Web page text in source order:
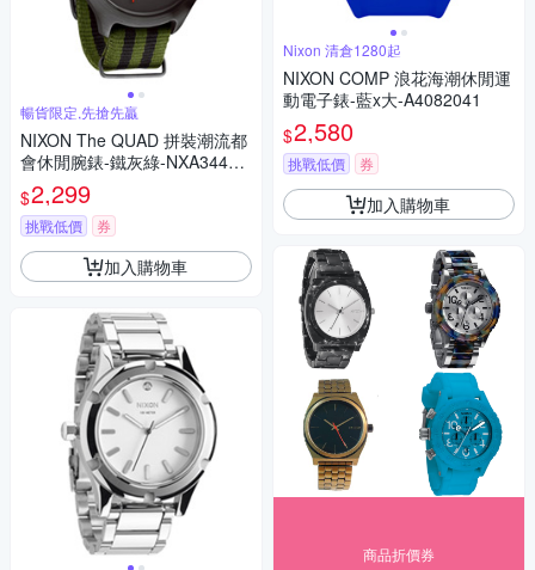
暢貨限定,先搶先贏
NIXON The QUAD 拼裝潮流都
會休閒腕錶-鐵灰綠-NXA34411
51-39mm
$2,299
挑戰低價 券
加入購物車
Nixon 清倉1280起
NIXON COMP 浪花海潮休閒運
動電子錶-藍x大-A4082041
$2,580
挑戰低價 券
加入購物車
商品折價券